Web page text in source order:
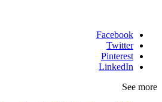
Facebook
Twitter
Pinterest
LinkedIn
See more